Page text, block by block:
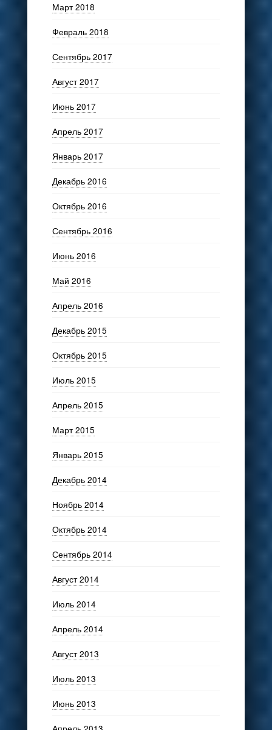
Март 2018
Февраль 2018
Сентябрь 2017
Август 2017
Июнь 2017
Апрель 2017
Январь 2017
Декабрь 2016
Октябрь 2016
Сентябрь 2016
Июнь 2016
Май 2016
Апрель 2016
Декабрь 2015
Октябрь 2015
Июль 2015
Апрель 2015
Март 2015
Январь 2015
Декабрь 2014
Ноябрь 2014
Октябрь 2014
Сентябрь 2014
Август 2014
Июль 2014
Апрель 2014
Август 2013
Июль 2013
Июнь 2013